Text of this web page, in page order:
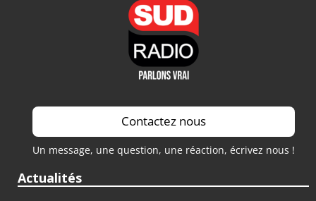
Contactez nous
Un message, une question, une réaction, écrivez nous !
Actualités